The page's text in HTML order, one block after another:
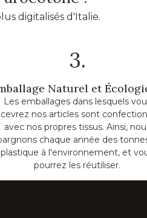
digitalisés d'Italie.
3.
Naturel et
Les emballages dans lesquels
nos articles sont
avec nos propres tissus. Ainsi,
chaque année des
plastique à l'environnement, et
pourrez les réutiliser.